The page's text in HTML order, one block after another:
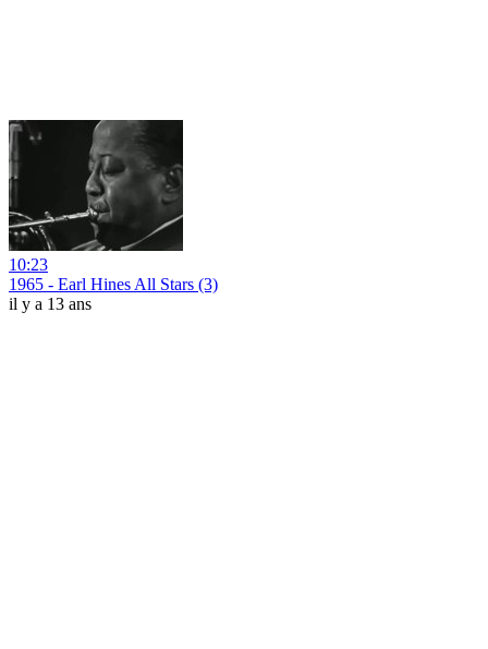
10:23
1965 - Earl Hines All Stars (3)
il y a 13 ans